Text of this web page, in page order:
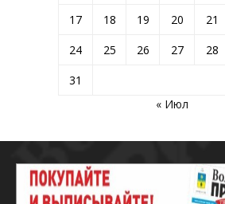
17
18 19 20 21
24
25 26 27 28
31
« Июл